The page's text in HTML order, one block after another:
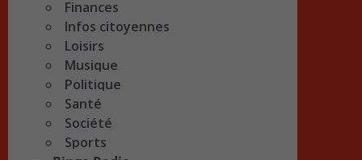
Finances
Infos citoyennes
Loisirs
Musique
Politique
Santé
Société
Sports